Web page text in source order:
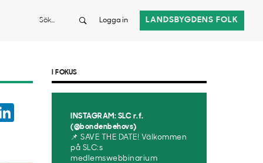
Sök Logga in LANDSBYGDENS FOLK
I FOKUS
INSTAGRAM: SLC r.f.
(@bondenbehovs)
📌 SAVE THE DATE! Välkommen
på SLC:s
medlemswebbinarium